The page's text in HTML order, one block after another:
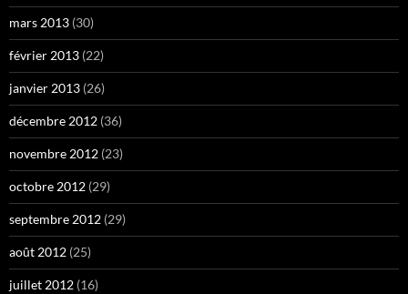
mars 2013 (30)
février 2013 (22)
janvier 2013 (26)
décembre 2012 (36)
novembre 2012 (23)
octobre 2012 (29)
septembre 2012 (29)
août 2012 (25)
juillet 2012 (16)